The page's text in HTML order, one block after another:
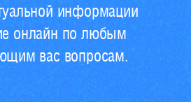
информации
онлайн по любым
вас вопросам.